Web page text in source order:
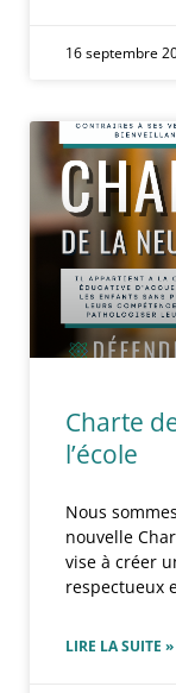
16 septembre
Charte
l’école
Nous
nouvelle
vise à créer
respectueux
LIRE LA SUITE »